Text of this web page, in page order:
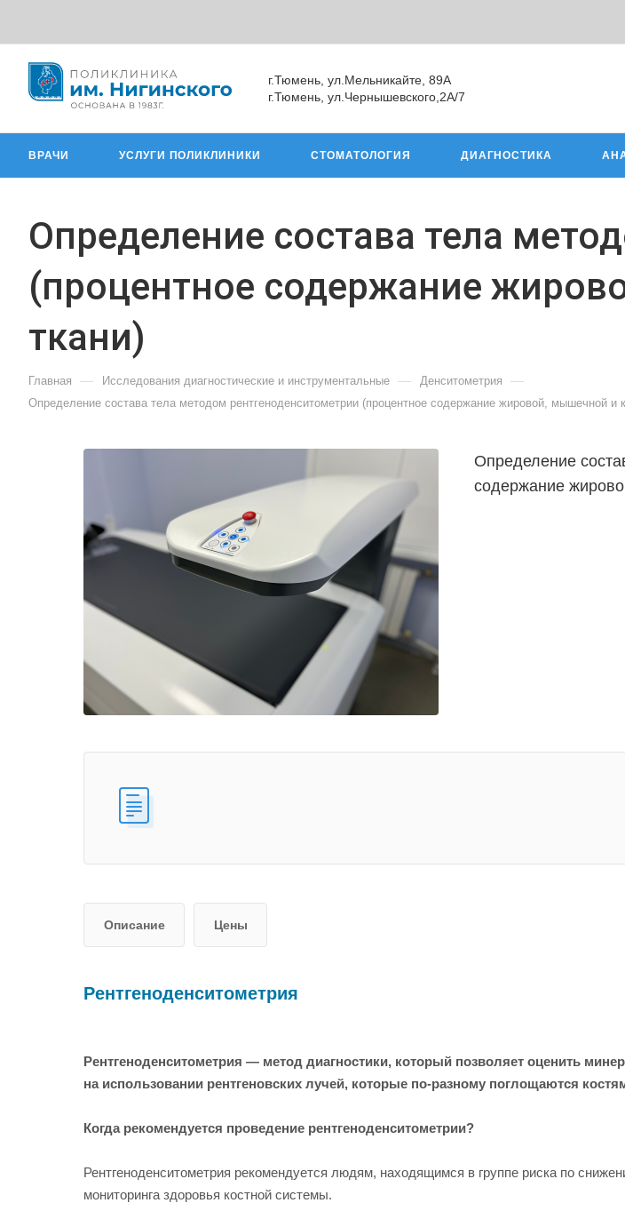
г.Тюмень, ул.Мельникайте, 89А
г.Тюмень, ул.Чернышевского,2А/7
ВРАЧИ УСЛУГИ ПОЛИКЛИНИКИ СТОМАТОЛОГИЯ ДИАГНОСТИКА
Определение состава тела
(процентное содержание
ткани)
Главная — Исследования диагностические и инструментальные — Денситометрия —
Определение состава тела методом рентгеноденситометрии (процентное содержание жировой, мышечной и
Определение
содержание
Описание Цены
Рентгеноденситометрия
Рентгеноденситометрия — метод диагностики, который позволяет оценить
на использовании рентгеновских лучей, которые по-разному поглощаются
Когда рекомендуется проведение рентгеноденситометрии?
Рентгеноденситометрия рекомендуется людям, находящимся в группе риска по
мониторинга здоровья костной системы.